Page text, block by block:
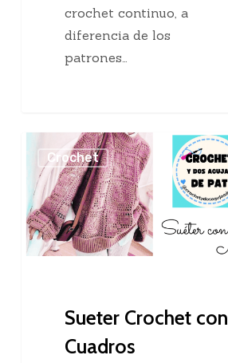
crochet continuo, a
diferencia de los
patrones…
Crochet
con
Cuadros
Crochet
Sueter Crochet con
Cuadros